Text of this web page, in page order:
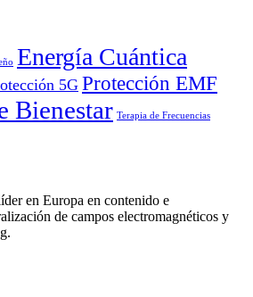
Energía Cuántica
5GProtección EMF
Bienestar Terapia de Frecuencias
en Europa en contenido e
de campos electromagnéticos y